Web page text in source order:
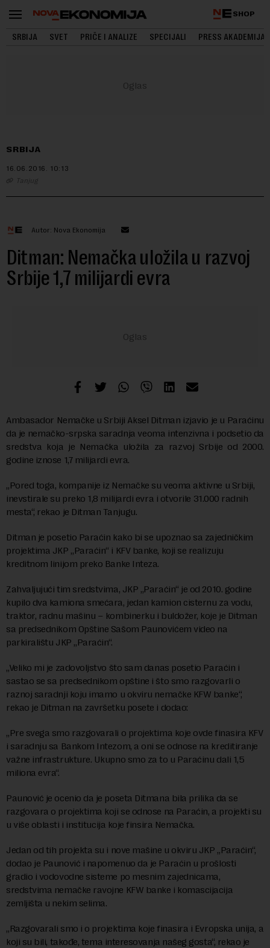
SHOP
SRBIJA SVET PRIČE I ANALIZE SPECIJALI PRESS AKADEMIJA
SRBIJA
16.06.2016. 10:13
Tanjug
Autor: Nova Ekonomija
Ditman: Nemačka uložila u razvoj
Srbije 1,7 milijardi evra
Ambasador Nemačke u Srbiji Aksel Ditman izjavio je u Paraćinu
da je nemačko-srpska saradnja veoma intenzivna i podsetio da
sredstva koja je Nemačka uložila za razvoj Srbije od 2000.
godine iznose 1,7 milijardi evra.
„Pored toga, kompanije iz Nemačke su veoma aktivne u Srbiji,
inevstirale su preko 1,8 milijardi evra i otvorile 31.000 radnih
mesta“, rekao je Ditman Tanjugu.
Ditman je posetio Paraćin kako bi se upoznao sa zajedničkim
projektima JKP „Paraćin“ i KFV banke, koji se realizuju
kreditnom linijom preko Banke Inteza.
Zahvaljujući tim sredstvima, JKP „Paraćin“ je od 2010. godine
kupilo dva kamiona smećara, jedan kamion cisternu za vodu,
traktor, radnu mašinu – kombinerku i buldožer, koje je Ditman
sa predsednikom Opštine Sašom Paunovićem video na
parkiralištu JKP „Paraćin“.
„Veliko mi je zadovoljstvo što sam danas posetio Paraćin i
sastao se sa predsednikom opštine i što smo razgovarli o
raznoj saradnji koju imamo u okviru nemačke KFW banke“,
rekao je Ditman na završetku posete i dodao:
„Pre svega smo razgovarali o projektima koje ovde finasira KFV
i saradnju sa Bankom Intezom, a oni se odnose na kreditiranje
važne infrastrukture. Ukupno smo za to u Paraćinu dali 1,5
miliona evra“.
Paunović je ocenio da je poseta Ditmana bila prilika da se
razgovara o projektima koji se odnose na Paraćin, a projekti su
u više oblasti i institucija koje finsira Nemačka.
Jedan od tih projekta su i nove mašine u okviru JKP „Paraćin“,
dodao je Paunović i napomenuo da je Paraćin u prošlosti
gradio i vodovodne sisteme po mesnim zajednicama,
sredstvima nemačke ravojne KFW banke i komascijacija
zemljišta u nekim selima.
„Razgovarali smo i o projektima koje finasira i Evropska unija, a
koji su bili, takođe, tema interesovanja našeg gosta“, rekao je